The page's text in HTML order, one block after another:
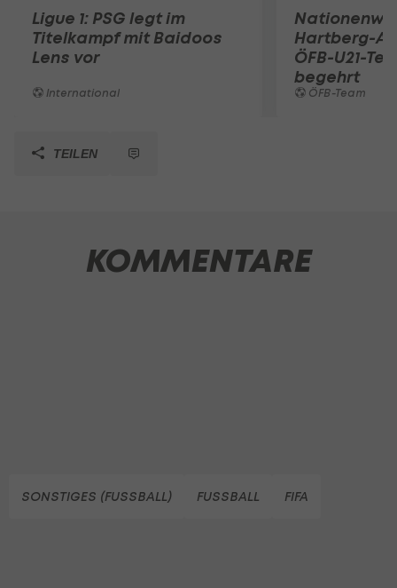
Ligue 1: PSG legt im
Titelkampf mit Baidoos
Lens vor
International
Hartberg-
ÖFB-U21-
begehrt
ÖFB-Team
TEILEN
KOMMENTARE
SONSTIGES (FUSSBALL) FUSSBALL FIFA